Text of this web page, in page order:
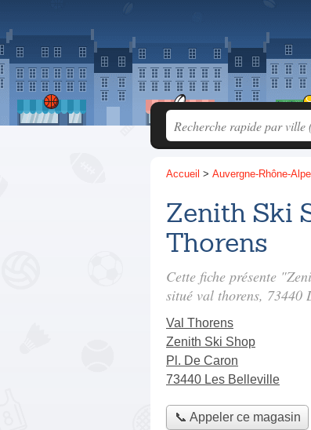
Accueil > Auvergne-Rhône-
Zenith Ski
Thorens
Cette fiche présente
situé val thorens, 73440
Val Thorens
Zenith Ski Shop
Pl. De Caron
73440 Les Belleville
📞 Appeler ce magasin